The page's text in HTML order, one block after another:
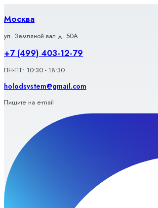
к
содержимому
Москва
ул. Земляной вал д. 50А
+7 (499) 403-12-79
ПН-ПТ: 10:30 - 18:30
holodsystem@gmail.com
Пишите на e-mail